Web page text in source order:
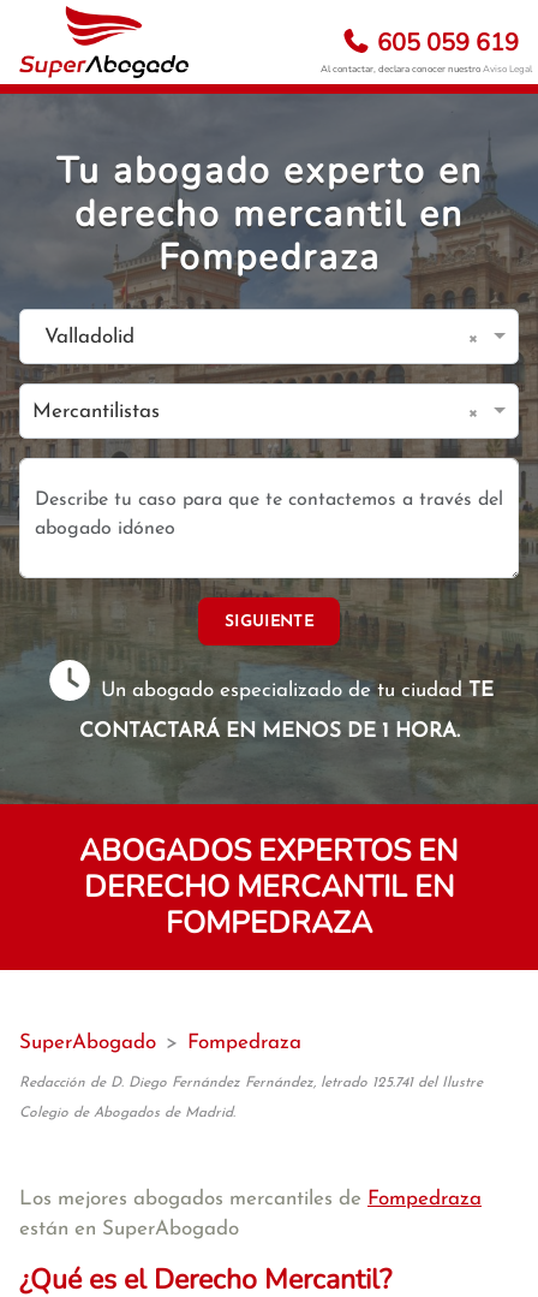
605 059 619
Al contactar, declara conocer nuestroAviso Legal
Tu abogado experto en
derecho mercantil en
Fompedraza
Valladolid ×
Mercantilistas ×
SIGUIENTE
Un abogado especializado de tu ciudadTE
CONTACTARÁ EN MENOS DE 1 HORA.
ABOGADOS EXPERTOS EN
DERECHO MERCANTIL EN
FOMPEDRAZA
SuperAbogado > Fompedraza
Redacción de D. Diego Fernández Fernández, letrado 125.741 del Ilustre
Colegio de Abogados de Madrid.
Los mejores abogados mercantiles de Fompedraza
están en SuperAbogado
¿Qué es el Derecho Mercantil?